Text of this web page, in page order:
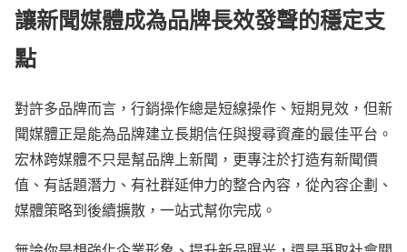
讓新聞媒體成為品牌長效發聲的穩定支
點
對許多品牌而言，行銷操作總是短線操作、短期見效，但新
聞媒體正是能為品牌建立長期信任與搜尋資產的最佳平台。
宏林跨媒體不只是幫品牌上新聞，更專注於打造有新聞價
值、有話題潛力、有社群延伸力的整合內容，從內容企劃、
媒體策略到後續擴散，一站式幫你完成。